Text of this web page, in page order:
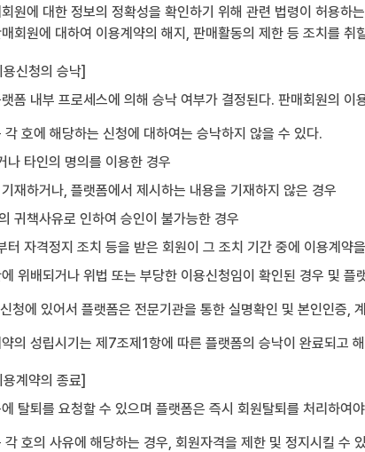
원에 대한 정보의 정확성을 확인하기 위해 관련 법령이 허용하
회원에 대하여 이용계약의 해지, 판매활동의 제한 등 조치를 취
신청의 승낙]
폼 내부 프로세스에 의해 승낙 여부가 결정된다. 판매회원의
호에 해당하는 신청에 대하여는 승낙하지 않을 수 있다.
나 타인의 명의를 이용한 경우
재하거나, 플랫폼에서 제시하는 내용을 기재하지 않은 경우
귀책사유로 인하여 승인이 불가능한 경우
터 자격정지 조치 등을 받은 회원이 그 조치 기간 중에 이용계약
위배되거나 위법 또는 부당한 이용신청임이 확인된 경우 및
청에 있어서 플랫폼은 전문기관을 통한 실명확인 및 본인인증,
의 성립시기는 제7조제1항에 따른 플랫폼의 승낙이 완료되고
계약의 종료]
탈퇴를 요청할 수 있으며 플랫폼은 즉시 회원탈퇴를 처리하여
호의 사유에 해당하는 경우, 회원자격을 제한 및 정지시킬 수